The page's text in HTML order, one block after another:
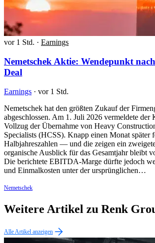
vor 1 Std. · Earnings
Nemetschek Aktie: Wendepunkt
Deal
Earnings · vor 1 Std.
Nemetschek hat den größten Zukauf der
abgeschlossen. Am 1. Juli 2026 vermeldete der
Vollzug der Übernahme von Heavy
Specialists (HCSS). Knapp einen Monat später
Halbjahreszahlen — und die zeigen ein
organische Ausblick für das Gesamtjahr bleibt
Die berichtete EBITDA-Marge dürfte jedoch
und Einmalkosten unter der ursprünglichen…
Nemetschek
Weitere Artikel zu Renk
Alle Artikel anzeigen